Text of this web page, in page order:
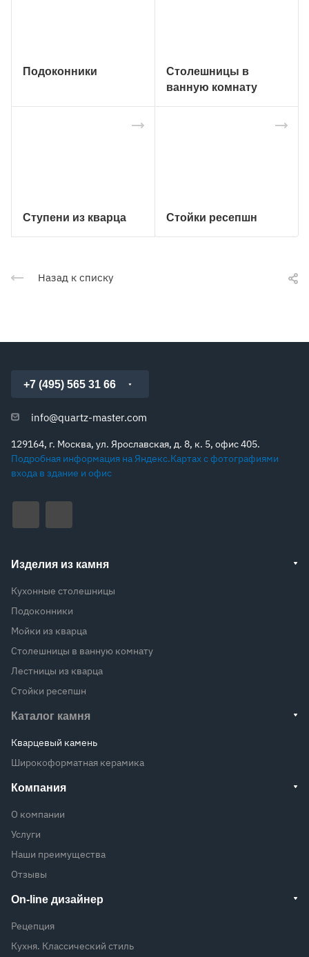
Подоконники
Столешницы в
ванную комнату
Ступени из кварца Стойки ресепшн
Назад к списку
+7 (495) 565 31 66
info@quartz-master.com
129164, г. Москва, ул. Ярославская, д. 8, к. 5, офис 405.
Подробная информация на Яндекс.Картах с фотографиями
входа в здание и офис
Изделия из камня
Кухонные столешницы
Подоконники
Мойки из кварца
Столешницы в ванную комнату
Лестницы из кварца
Стойки ресепшн
Каталог камня
Кварцевый камень
Широкоформатная керамика
Компания
О компании
Услуги
Наши преимущества
Отзывы
On-line дизайнер
Рецепция
Кухня. Классический стиль